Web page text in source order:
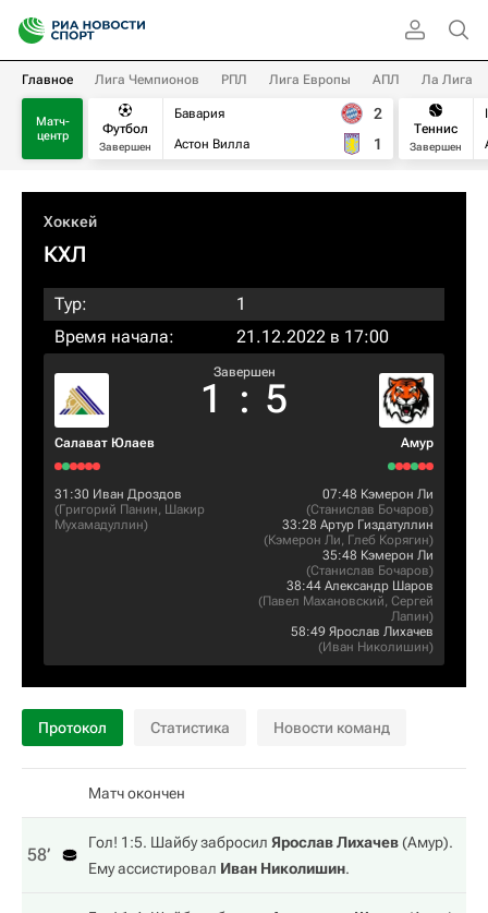
Главное Лига Чемпионов РПЛ Лига Европы АПЛ Ла Лига
Матч-
центр
Футбол
Завершен
Бавария
Астон Вилла
2
1
Теннис
Завершен
Хоккей
КХЛ
Тур:
1
Время начала:
21.12.2022 в 17:00
Салават Юлаев
Завершен
1 : 5
Амур
31:30 Иван Дроздов
(Григорий Панин, Шакир
Мухамадуллин)
07:48 Кэмерон Ли
(Станислав Бочаров)
33:28 Артур Гиздатуллин
(Кэмерон Ли, Глеб Корягин)
35:48 Кэмерон Ли
(Станислав Бочаров)
38:44 Александр Шаров
(Павел Махановский, Сергей
Лапин)
58:49 Ярослав Лихачев
(Иван Николишин)
Протокол Статистика Новости команд
Матч окончен
58‎’‎
Гол! 1:5. Шайбу забросил Ярослав Лихачев(Амур).
Ему ассистировал Иван Николишин.